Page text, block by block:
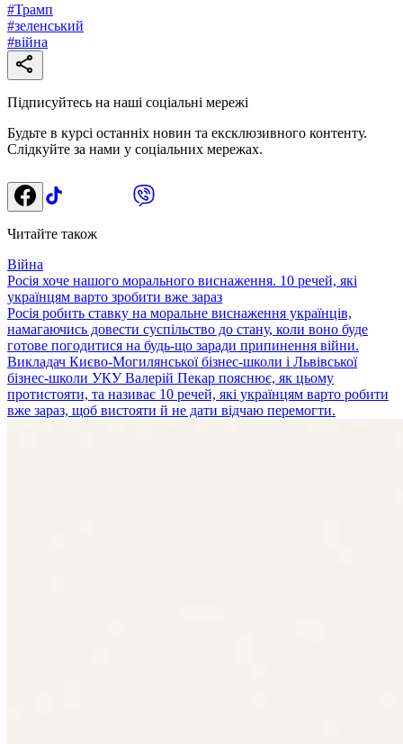
#Трамп
#зеленський
#війна
Підписуйтесь на наші соціальні мережі
Будьте в курсі останніх новин та ексклюзивного контенту.
Слідкуйте за нами у соціальних мережах.
Читайте також
Війна
Росія хоче нашого морального виснаження. 10 речей, які
українцям варто зробити вже зараз
Росія робить ставку на моральне виснаження українців,
намагаючись довести суспільство до стану, коли воно буде
готове погодитися на будь-що заради припинення війни.
Викладач Києво-Могилянської бізнес-школи і Львівської
бізнес-школи УКУ Валерій Пекар пояснює, як цьому
протистояти, та називає 10 речей, які українцям варто робити
вже зараз, щоб вистояти й не дати відчаю перемогти.